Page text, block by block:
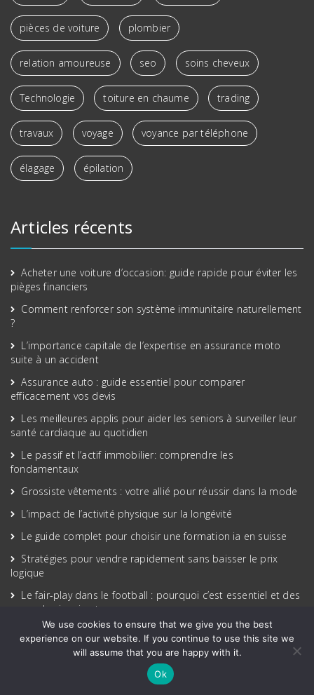
pièces de voiture plombier
relation amoureuse seo soins cheveux
Technologie toiture en chaume trading
travaux voyage voyance par téléphone
élagage épilation
Articles récents
Acheter une voiture d’occasion: guide rapide pour éviter les
pièges financiers
Comment renforcer son système immunitaire naturellement
?
L’importance capitale de l’expertise en assurance moto
suite à un accident
Assurance auto : guide essentiel pour comparer
efficacement vos devis
Les meilleures applis pour aider les seniors à surveiller leur
santé cardiaque au quotidien
Le passif et l’actif immobilier: comprendre les
fondamentaux
Grossiste vêtements : votre allié pour réussir dans la mode
L’impact de l’activité physique sur la longévité
Le guide complet pour choisir une formation ia en suisse
Stratégies pour vendre rapidement sans baisser le prix
logique
Le fair-play dans le football : pourquoi c’est essentiel et des
exemples inspirants
Réalité augmentée : la nouvelle révolution des logements
neufs
Les clés incontournables pour maximiser votre séance sur
We use cookies to ensure that we give you the best
experience on our website. If you continue to use this site we
will assume that you are happy with it.
Ok